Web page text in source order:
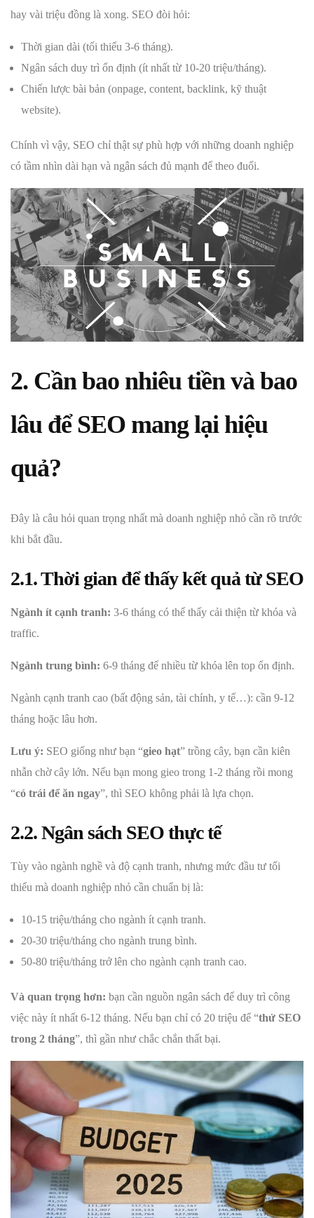
hay vài triệu đồng là xong. SEO đòi hỏi:
Thời gian dài (tối thiểu 3-6 tháng).
Ngân sách duy trì ổn định (ít nhất từ 10-20 triệu/tháng).
Chiến lược bài bản (onpage, content, backlink, kỹ thuật
website).
Chính vì vậy, SEO chỉ thật sự phù hợp với những doanh nghiệp
có tầm nhìn dài hạn và ngân sách đủ mạnh để theo đuổi.
2. Cần bao nhiêu tiền và bao
lâu để SEO mang lại hiệu
quả?
Đây là câu hỏi quan trọng nhất mà doanh nghiệp nhỏ cần rõ trước
khi bắt đầu.
2.1. Thời gian để thấy kết quả từ SEO
Ngành ít cạnh tranh: 3-6 tháng có thể thấy cải thiện từ khóa và
traffic.
Ngành trung bình: 6-9 tháng để nhiều từ khóa lên top ổn định.
Ngành cạnh tranh cao (bất động sản, tài chính, y tế…): cần 9-12
tháng hoặc lâu hơn.
Lưu ý: SEO giống như bạn “gieo hạt” trồng cây, bạn cần kiên
nhẫn chờ cây lớn. Nếu bạn mong gieo trong 1-2 tháng rồi mong
“có trái để ăn ngay”, thì SEO không phải là lựa chọn.
2.2. Ngân sách SEO thực tế
Tùy vào ngành nghề và độ cạnh tranh, nhưng mức đầu tư tối
thiểu mà doanh nghiệp nhỏ cần chuẩn bị là:
10-15 triệu/tháng cho ngành ít cạnh tranh.
20-30 triệu/tháng cho ngành trung bình.
50-80 triệu/tháng trở lên cho ngành cạnh tranh cao.
Và quan trọng hơn: bạn cần nguồn ngân sách để duy trì công
việc này ít nhất 6-12 tháng. Nếu bạn chỉ có 20 triệu để “thử SEO
trong 2 tháng”, thì gần như chắc chắn thất bại.